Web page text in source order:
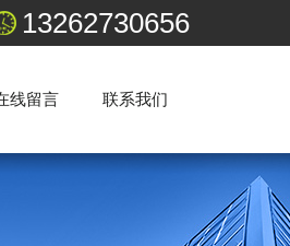
13262730656
线留言 联系我们